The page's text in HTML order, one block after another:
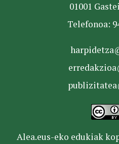
01001
Telefonoa:
Alea.eus-eko edukiak